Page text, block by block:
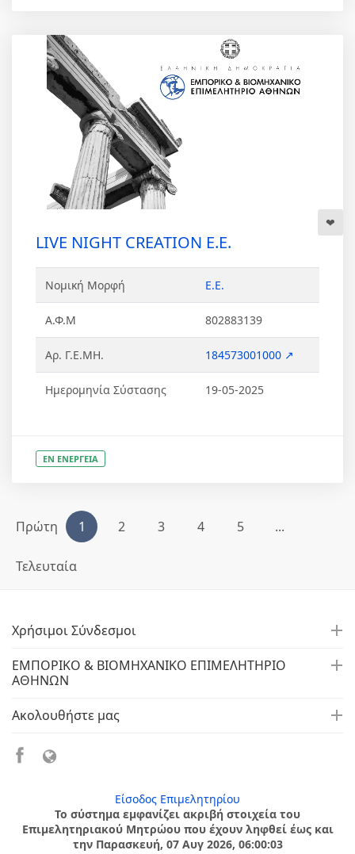
LIVE NIGHT CREATION Ε.Ε.
Νομική Μορφή Ε.Ε.
Α.Φ.Μ 802883139
Αρ. Γ.Ε.ΜΗ. 184573001000 ↗
Ημερομηνία Σύστασης 19-05-2025
ΕΝ ΕΝΕΡΓΕΙΑ
Πρώτη 1 2 3 4 5 ...
Τελευταία
Χρήσιμοι Σύνδεσμοι
ΕΜΠΟΡΙΚΟ & ΒΙΟΜΗΧΑΝΙΚΟ ΕΠΙΜΕΛΗΤΗΡΙΟ
ΑΘΗΝΩΝ
Ακολουθήστε μας
Είσοδος Επιμελητηρίου
Το σύστημα εμφανίζει ακριβή στοιχεία του
Επιμελητηριακού Μητρώου που έχουν ληφθεί έως και
την Παρασκευή, 07 Αυγ 2026, 06:00:03